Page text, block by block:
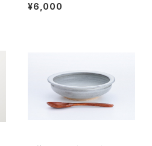
¥6,000